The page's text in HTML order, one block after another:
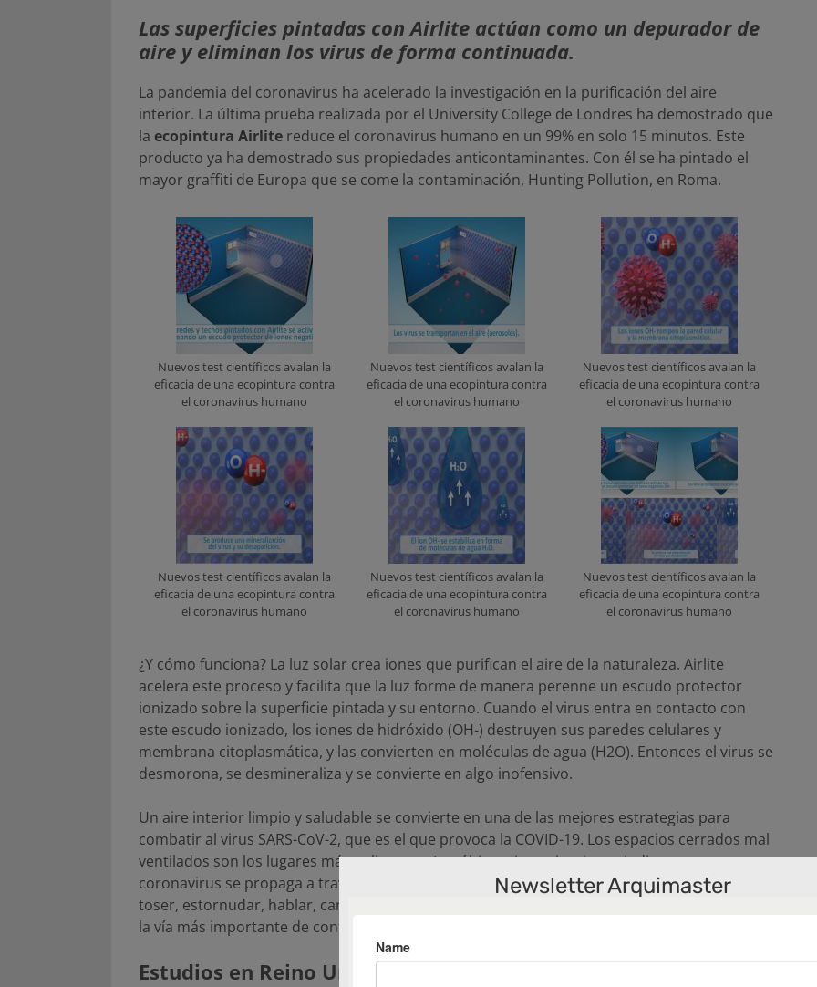
Las superficies pintadas con Airlite actúan como un depurador de
aire y eliminan los virus de forma continuada.
La pandemia del coronavirus ha acelerado la investigación en la purificación del aire
interior. La última prueba realizada por el University College de Londres ha demostrado que
la ecopintura Airlite reduce el coronavirus humano en un 99% en solo 15 minutos. Este
producto ya ha demostrado sus propiedades anticontaminantes. Con él se ha pintado el
mayor graffiti de Europa que se come la contaminación, Hunting Pollution, en Roma.
Nuevos test científicos avalan la
eficacia de una ecopintura contra
el coronavirus humano
Nuevos test científicos avalan la
eficacia de una ecopintura contra
el coronavirus humano
Nuevos test científicos avalan la
eficacia de una ecopintura contra
el coronavirus humano
Nuevos test científicos avalan la
eficacia de una ecopintura contra
el coronavirus humano
Nuevos test científicos avalan la
eficacia de una ecopintura contra
el coronavirus humano
Nuevos test científicos avalan la
eficacia de una ecopintura contra
el coronavirus humano
¿Y cómo funciona? La luz solar crea iones que purifican el aire de la naturaleza. Airlite
acelera este proceso y facilita que la luz forme de manera perenne un escudo protector
ionizado sobre la superficie pintada y su entorno. Cuando el virus entra en contacto con
este escudo ionizado, los iones de hidróxido (OH-) destruyen sus paredes celulares y
membrana citoplasmática, y las convierten en moléculas de agua (H2O). Entonces el virus se
desmorona, se desmineraliza y se convierte en algo inofensivo.
Un aire interior limpio y saludable se convierte en una de las mejores estrategias para
combatir al virus SARS-CoV-2, que es el que provoca la COVID-19. Los espacios cerrados mal
ventilados son los lugares más peligrosos. Las últimas investigaciones indican que este
coronavirus se propaga a través de los aerosoles, pequeñas partículas que se expulsan al
toser, estornudar, hablar, cantar o resoplar, que se quedan suspendidas en el aire, siendo
la vía más importante de contagio.
Estudios en Reino Unido
Newsletter Arquimaster